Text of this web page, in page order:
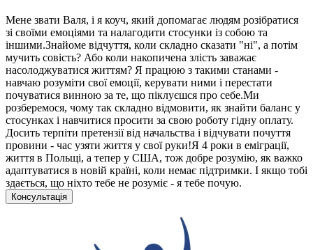
Мене звати Валя, і я коуч, який допомагає людям розібратися
зі своїми емоціями та налагодити стосунки із собою та
іншими.Знайоме відчуття, коли складно сказати "ні", а потім
мучить совість? Або коли накопичена злість заважає
насолоджуватися життям? Я працюю з такими станами -
навчаю розуміти свої емоції, керувати ними і перестати
почуватися винною за те, що піклуєшся про себе.Ми
розберемося, чому так складно відмовити, як знайти баланс у
стосунках і навчитися просити за свою роботу гідну оплату.
Досить терпіти претензії від начальства і відчувати почуття
провини - час узяти життя у свої руки!Я 4 роки в еміграції,
життя в Польщі, а тепер у США, тож добре розумію, як важко
адаптуватися в новій країні, коли немає підтримки. І якщо тобі
здається, що ніхто тебе не розуміє - я тебе почую.
Консультація